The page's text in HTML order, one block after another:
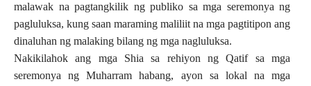
malawak na pagtangkilik ng publiko sa mga seremonya ng
pagluluksa, kung saan maraming maliliit na mga pagtitipon ang
dinaluhan ng malaking bilang ng mga nagluluksa.
Nakikilahok ang mga Shia sa rehiyon ng Qatif sa mga
seremonya ng Muharram habang, ayon sa lokal na mga